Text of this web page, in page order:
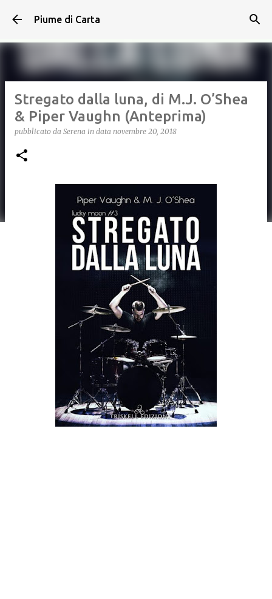
Passa ai contenuti principali
Piume di Carta
Stregato dalla luna, di M.J. O’Shea
& Piper Vaughn (Anteprima)
pubblicato da Serena in data novembre 20, 2018